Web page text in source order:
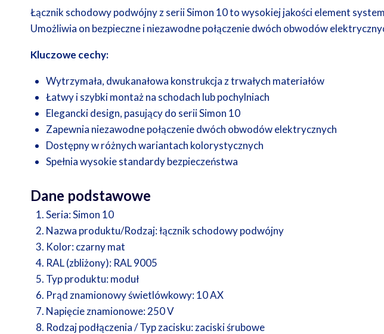
Łącznik schodowy podwójny z serii Simon 10 to wysokiej jakości element
Umożliwia on bezpieczne i niezawodne połączenie dwóch obwodów
Kluczowe cechy:
Wytrzymała, dwukanałowa konstrukcja z trwałych materiałów
Łatwy i szybki montaż na schodach lub pochylniach
Elegancki design, pasujący do serii Simon 10
Zapewnia niezawodne połączenie dwóch obwodów elektrycznych
Dostępny w różnych wariantach kolorystycznych
Spełnia wysokie standardy bezpieczeństwa
Dane podstawowe
Seria:Simon 10
Nazwa produktu/Rodzaj:łącznik schodowy podwójny
Kolor:czarny mat
RAL (zbliżony): RAL 9005
Typ produktu:moduł
Prąd znamionowy świetlówkowy:10 AX
Napięcie znamionowe:250 V
Rodzaj podłączenia / Typ zacisku:zaciski śrubowe